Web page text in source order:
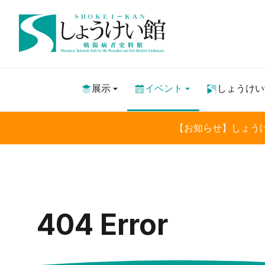
展示 イベント しょうけ
【お知らせ】しょ
404 Error